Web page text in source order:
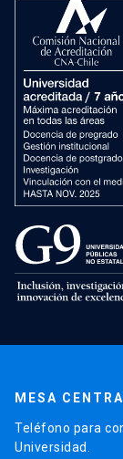
MESA
Teléfono para
Universidad.